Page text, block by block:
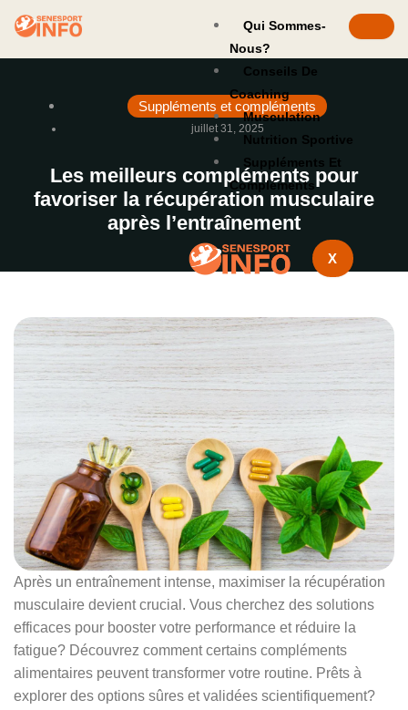
Qui Sommes-
Nous?
Conseils De
Coaching
Musculation
Nutrition Sportive
Suppléments Et
Compléments
X
Suppléments et compléments
juillet 31, 2025
Les meilleurs compléments pour
favoriser la récupération musculaire
après l’entraînement
Après un entraînement intense, maximiser la récupération
musculaire devient crucial. Vous cherchez des solutions
efficaces pour booster votre performance et réduire la
fatigue? Découvrez comment certains compléments
alimentaires peuvent transformer votre routine. Prêts à
explorer des options sûres et validées scientifiquement?